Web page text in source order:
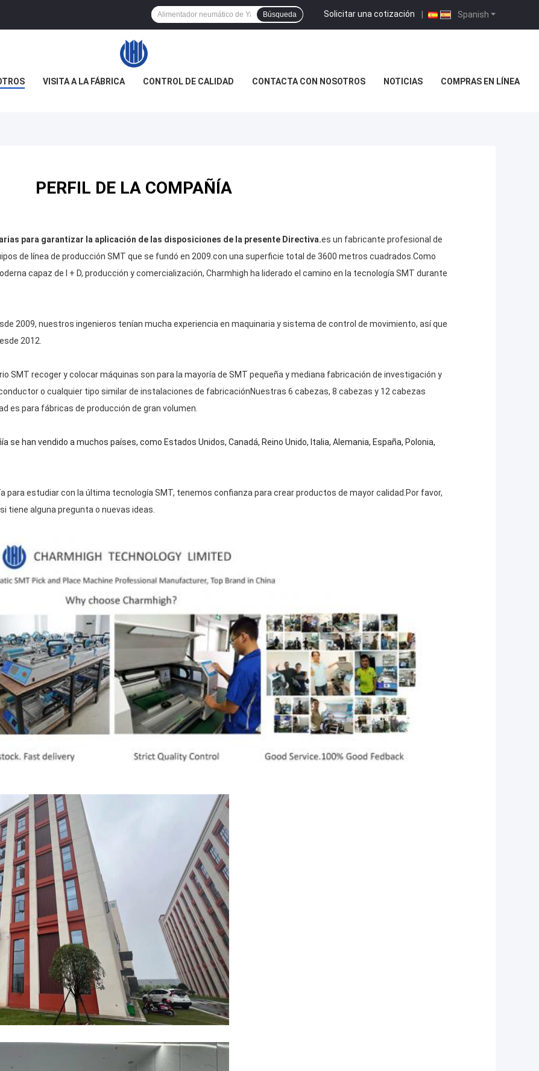
Spanish
Solicitar una cotización |
Búsqueda
VISITA A LA FÁBRICA CONTROL DE CALIDAD CONTACTA CON NOSOTROS NOTICIAS COMPRAS EN LÍNEA
PERFIL DE LA COMPAÑÍA
para garantizar la aplicación de las disposiciones de la presente Directiva.es un fabricante profesional de
de línea de producción SMT que se fundó en 2009.con una superficie total de 3600 metros cuadrados.Como
capaz de I + D, producción y comercialización, Charmhigh ha liderado el camino en la tecnología SMT durante
2009, nuestros ingenieros tenían mucha experiencia en maquinaria y sistema de control de movimiento, así que
2012.
SMT recoger y colocar máquinas son para la mayoría de SMT pequeña y mediana fabricación de investigación y
o cualquier tipo similar de instalaciones de fabricaciónNuestras 6 cabezas, 8 cabezas y 12 cabezas
es para fábricas de producción de gran volumen.
han vendido a muchos países, como Estados Unidos, Canadá, Reino Unido, Italia, Alemania, España, Polonia,
para estudiar con la última tecnología SMT, tenemos confianza para crear productos de mayor calidad.Por favor,
tiene alguna pregunta o nuevas ideas.